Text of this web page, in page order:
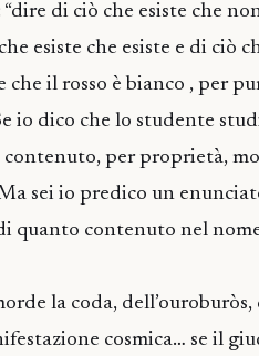
di ciò che esiste che
esiste che esiste e di ciò
che il rosso è bianco , per
io dico che lo studente
contenuto, per proprietà,
sei io predico un
quanto contenuto nel
la coda,
cosmica… se il